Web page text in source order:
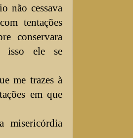
não cessava
tentações
conservara
isso ele se
me trazes à
em que
misericórdia